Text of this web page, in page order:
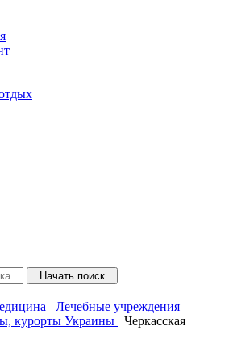
Лечебные учреждения
курорты Украины
Черкасская